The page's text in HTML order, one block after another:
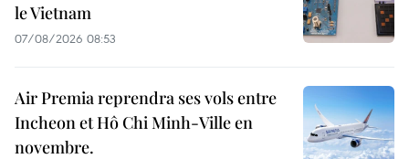
le Vietnam
07/08/2026 08:53
Air Premia reprendra ses vols entre
Incheon et Hô Chi Minh-Ville en
novembre.